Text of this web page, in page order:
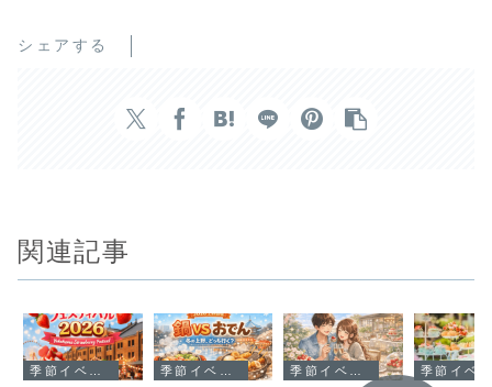
シェアする
関連記事